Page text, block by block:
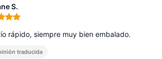
S.
de 5
rápido, siempre muy bien embalado.
traducida